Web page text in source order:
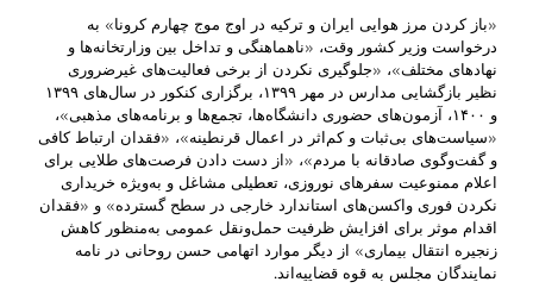
«باز کردن مرز هوایی ایران و ترکیه در اوج موج چهارم کرونا» به
درخواست وزیر کشور وقت، «ناهماهنگی و تداخل بین وزارتخانه‌ها و
نهادهای مختلف»، «جلوگیری نکردن از برخی فعالیت‌های غیرضروری
نظیر بازگشایی مدارس در مهر ۱۳۹۹، برگزاری کنکور در سال‌های ۱۳۹۹
و ۱۴۰۰، آزمون‌های حضوری دانشگاه‌ها، تجمع‌ها و برنامه‌های مذهبی»،
«سیاست‌های بی‌ثبات و کم‌اثر در اعمال قرنطینه»، «فقدان ارتباط کافی
و گفت‌وگوی صادقانه با مردم»، «از دست دادن فرصت‌های طلایی برای
اعلام ممنوعیت سفرهای نوروزی، تعطیلی مشاغل و به‌ویژه خریداری
نکردن فوری واکسن‌های استاندارد خارجی در سطح گسترده» و «فقدان
اقدام موثر برای افزایش ظرفیت حمل‌ونقل عمومی به‌منظور کاهش
زنجیره انتقال بیماری» از دیگر موارد اتهامی حسن روحانی در نامه
نمایندگان مجلس به قوه قضاییه‌اند.